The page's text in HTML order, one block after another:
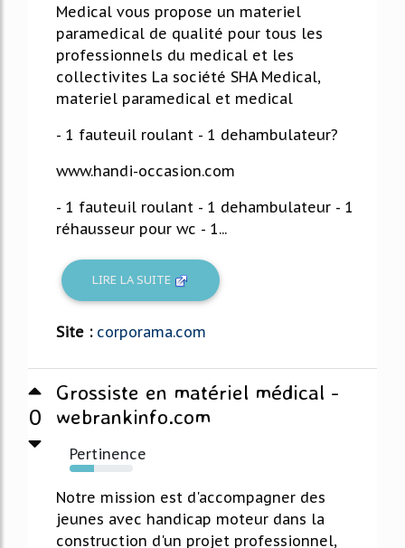
Medical vous propose un materiel
paramedical de qualité pour tous les
professionnels du medical et les
collectivites La société SHA Medical,
materiel paramedical et medical
- 1 fauteuil roulant - 1 dehambulateur?
www.handi-occasion.com
- 1 fauteuil roulant - 1 dehambulateur - 1
réhausseur pour wc - 1...
LIRE LA SUITE
Site : corporama.com
0
Grossiste en matériel médical -
webrankinfo.com
Pertinence
39%
Notre mission est d'accompagner des
jeunes avec handicap moteur dans la
construction d'un projet professionnel,